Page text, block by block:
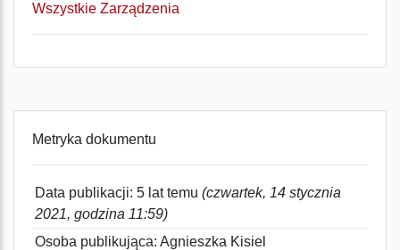
Wszystkie Zarządzenia
Metryka dokumentu
Data publikacji: 5 lat temu (czwartek, 14 stycznia
2021, godzina 11:59)
Osoba publikująca: Agnieszka Kisiel